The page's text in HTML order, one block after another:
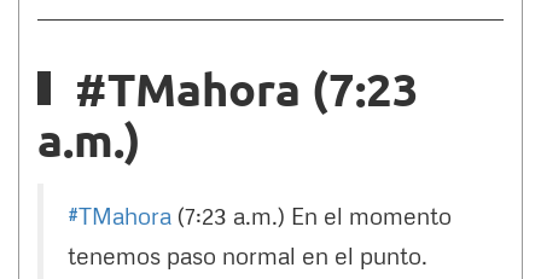
#TMahora (7:23
a.m.)
#TMahora (7:23 a.m.) En el momento
tenemos paso normal en el punto.